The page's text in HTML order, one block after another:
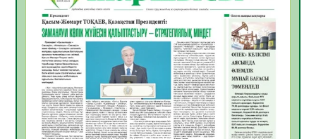
жұмыстарының тиімділігі
06.08.2026
55
Көкжөтел ауруы туралы
06.08.2026
53
АПВ вакцинасы туралы мәлімет
06.08.2026
52